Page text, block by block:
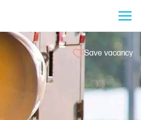
Save vacancy